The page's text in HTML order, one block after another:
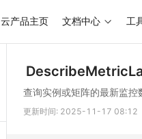
云产品主页 文档中心 工
查询实例或矩阵的最新监控
更新时间: 2025-11-17 08:12